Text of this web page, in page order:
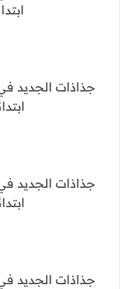
جذاذات الجديد
جذاذات الجديد
جذاذات الجديد